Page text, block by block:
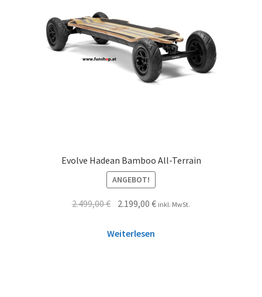
Evolve Hadean Bamboo All-Terrain
ANGEBOT!
2.499,00€ 2.199,00€ inkl. MwSt.
Weiterlesen